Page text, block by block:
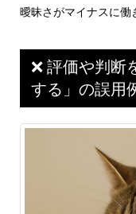
曖昧さがマイナスに働
❌ 評価や判断
する」の誤用